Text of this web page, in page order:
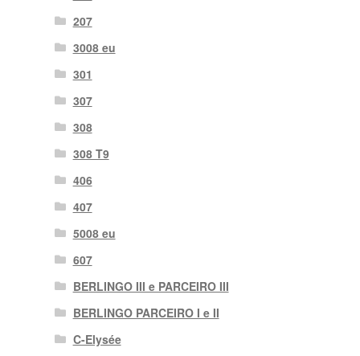
207
3008 eu
301
307
308
308 T9
406
407
5008 eu
607
BERLINGO III e PARCEIRO III
BERLINGO PARCEIRO I e II
C-Elysée